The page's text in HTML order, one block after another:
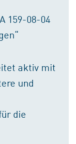
159-08-04
aktiv mit
und
die